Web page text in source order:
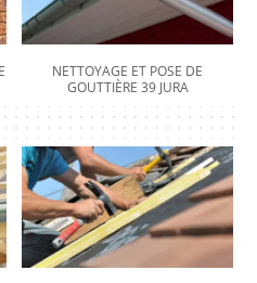
NETTOYAGE ET POSE DE
GOUTTIÈRE 39 JURA